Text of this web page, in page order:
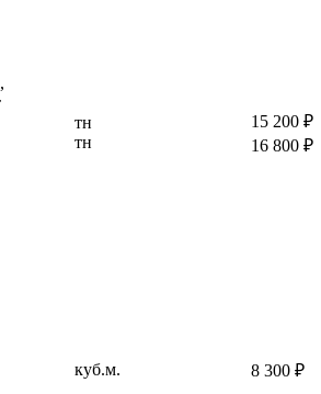
тн
тн
15 200 ₽
16 800 ₽
куб.м. 8 300 ₽